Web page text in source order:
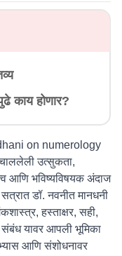
काय होणार?
on numerology
उत्सुकता,
आणि भविष्यविषयक अंदाज
डॉ. नवनीत मानधनी
हस्ताक्षर, सही,
संबंध यावर आपली भूमिका
आणि संशोधनावर